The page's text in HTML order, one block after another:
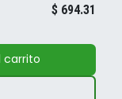
carrito
$ 694.31